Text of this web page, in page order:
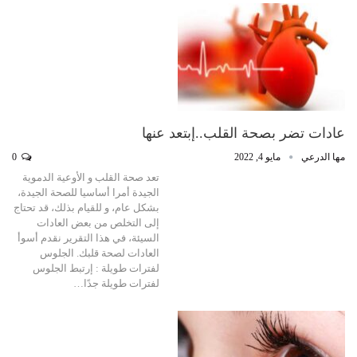
عادات تضر بصحة القلب..إبتعد عنها
مها الدرعي مايو 4, 2022
تعد صحة القلب و الأوعية الدموية
الجيدة أمرا أساسيا للصحة الجيدة،
بشكل عام، و للقيام بذلك، قد تحتاج
إلى التخلص من بعض العادات
السيئة، في هذا التقرير نقدم أسوأ
العادات لصحة قلبك. الجلوس
لفترات طويلة : إرتبط الجلوس
لفترات طويلة جدًا…